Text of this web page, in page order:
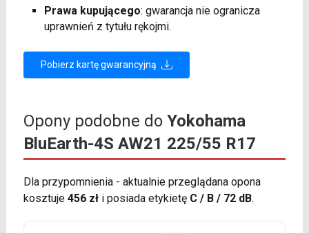
Prawa kupującego: gwarancja nie ogranicza
uprawnień z tytułu rękojmi.
Pobierz kartę gwarancyjną
Opony podobne do Yokohama
BluEarth-4S AW21 225/55 R17
Dla przypomnienia - aktualnie przeglądana opona
kosztuje 456 złi posiada etykietę C / B / 72 dB.